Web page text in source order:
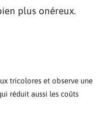
plus onéreux.
tricolores et observe une
réduit aussi les coûts